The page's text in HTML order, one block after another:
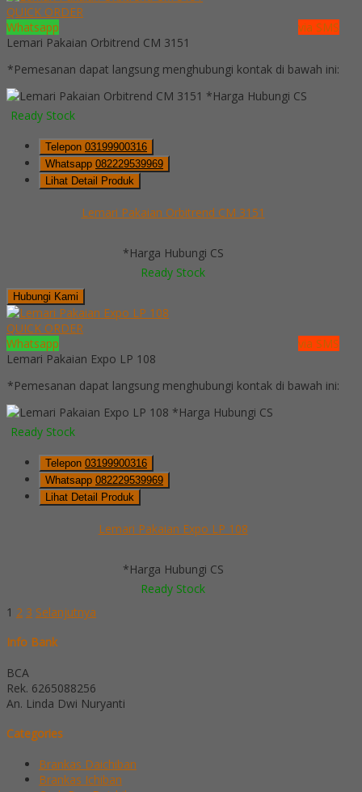
QUICK ORDER
Whatsapp
via SMS
Lemari Pakaian Orbitrend CM 3151
*Pemesanan dapat langsung menghubungi kontak di bawah ini:
*Harga Hubungi CS
Ready Stock
Telepon 03199900316
Whatsapp 082229539969
Lihat Detail Produk
Lemari Pakaian Orbitrend CM 3151
*Harga Hubungi CS
Ready Stock
Hubungi Kami
QUICK ORDER
Whatsapp
via SMS
Lemari Pakaian Expo LP 108
*Pemesanan dapat langsung menghubungi kontak di bawah ini:
*Harga Hubungi CS
Ready Stock
Telepon 03199900316
Whatsapp 082229539969
Lihat Detail Produk
Lemari Pakaian Expo LP 108
*Harga Hubungi CS
Ready Stock
1 2 3 Selanjutnya
Info Bank
BCA
Rek. 6265088256
An. Linda Dwi Nuryanti
Categories
Brankas Daichiban
Brankas Ichiban